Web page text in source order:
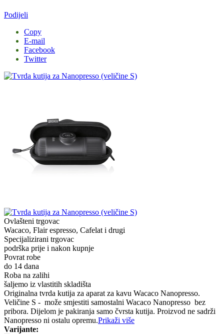
Podijeli
Copy
E-mail
Facebook
Twitter
Ovlašteni trgovac
Wacaco, Flair espresso, Cafelat i drugi
Specijalizirani trgovac
podrška prije i nakon kupnje
Povrat robe
do 14 dana
Roba na zalihi
šaljemo iz vlastitih skladišta
Originalna tvrda kutija za aparat za kavu Wacaco Nanopresso.
Veličine S - može smjestiti samostalni Wacaco Nanopresso bez
pribora. Dijelom je pakiranja samo čvrsta kutija. Proizvod ne sadrži
Nanopresso ni ostalu opremu.Prikaži više
Varijante: